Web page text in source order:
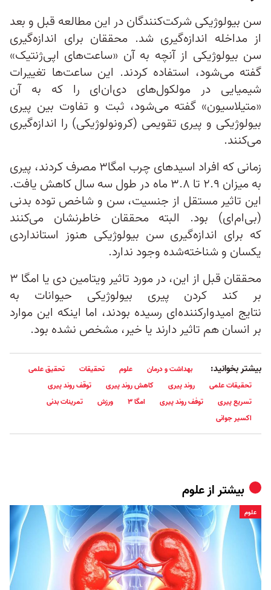
سن بیولوژیکی شرکت‌کنندگان در این مطالعه قبل و بعد
از مداخله اندازه‌گیری شد. محققان برای اندازه‌گیری
سن بیولوژیکی از آنچه به آن «ساعت‌های اپی‌ژنتیک»
گفته می‌شود، استفاده کردند. این ساعت‌ها تغییرات
شیمیایی در مولکول‌های دی‌ان‌ای را که به آن
«متیلاسیون» گفته می‌شود، ثبت و تفاوت بین پیری
بیولوژیکی و پیری تقویمی (کرونولوژیکی) را اندازه‌گیری
می‌کنند.
زمانی که افراد اسیدهای چرب امگا۳ مصرف کردند، پیری
به میزان ۲.۹ تا ۳.۸ ماه در طول سه سال کاهش یافت.
این تاثیر مستقل از جنسیت، سن و شاخص توده بدنی
(بی‌ام‌ای) بود. البته محققان خاطرنشان می‌کنند
که برای اندازه‌گیری سن بیولوژیکی هنوز استانداردی
یکسان و شناخته‌شده‌ وجود ندارد.
محققان قبل از این، در مورد تاثیر ویتامین دی یا امگا ۳
بر کند‌ کردن پیری بیولوژیکی حیوانات به
نتایج امیدوارکننده‌ای رسیده بودند، اما اینکه این موارد
بر انسان‌ هم تاثیر دارند یا خیر، مشخص نشده بود.
بیشتر بخوانید: بهداشت و درمان علوم تحقیقات
تحقیق علمی
تحقیقات علمی
روند پیری کاهش روند پیری
توقف روند پیری
تسریع پیری
توفف روند پیری امگا ۳ ورزش
تمرینات بدنی
اکسیر جوانی
بیشتر ازعلوم
علوم